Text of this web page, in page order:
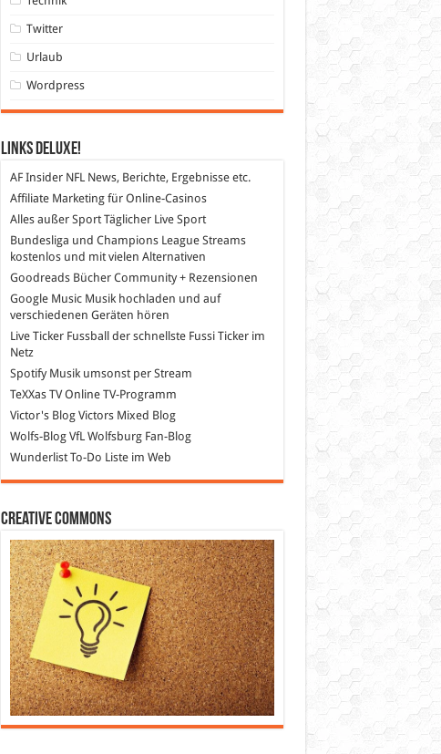
Twitter
Urlaub
Wordpress
Links DeLuXe!
AF InsiderNFL News, Berichte, Ergebnisse etc.
Affiliate Marketingfür Online-Casinos
Alles außer SportTäglicher Live Sport
Bundesliga und Champions League Streams
kostenlos und mit vielen Alternativen
GoodreadsBücher Community + Rezensionen
Google MusicMusik hochladen und auf
verschiedenen Geräten hören
Live Ticker Fussball
der schnellste Fussi Ticker im
Netz
SpotifyMusik umsonst per Stream
TeXXas TVOnline TV-Programm
Victor's BlogVictors Mixed Blog
Wolfs-BlogVfL Wolfsburg Fan-Blog
WunderlistTo-Do Liste im Web
Creative Commons